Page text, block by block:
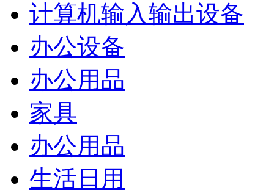
计算机输入输出设备
办公设备
办公用品
家具
办公用品
生活日用